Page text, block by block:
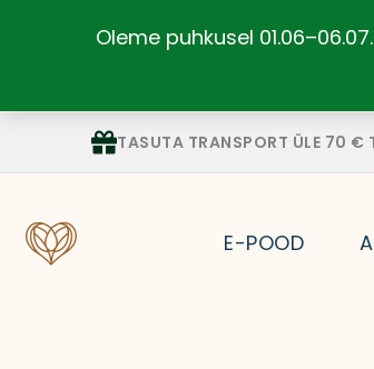
Oleme puhkusel
TASUTA TRANSPORT ÜLE 70 €
E-POOD